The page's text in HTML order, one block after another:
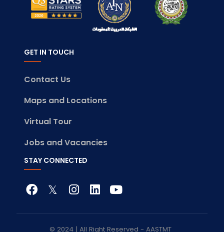
GET IN TOUCH
Contact Us
Maps and Locations
Virtual Tour
Jobs and Vacancies
STAY CONNECTED
© 2024 | All Right Reserved - AASTMT